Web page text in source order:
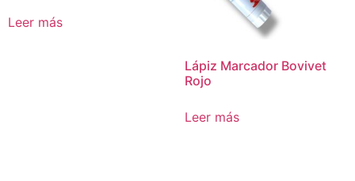
Leer más
Lápiz Marcador Bovivet
Rojo
Leer más